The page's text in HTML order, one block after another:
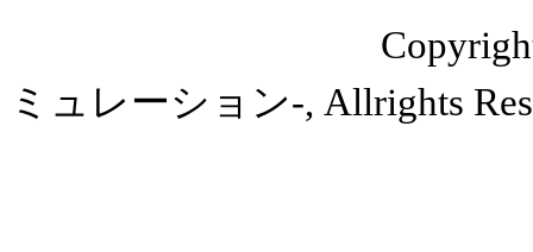
ミュレーション-, Allrights